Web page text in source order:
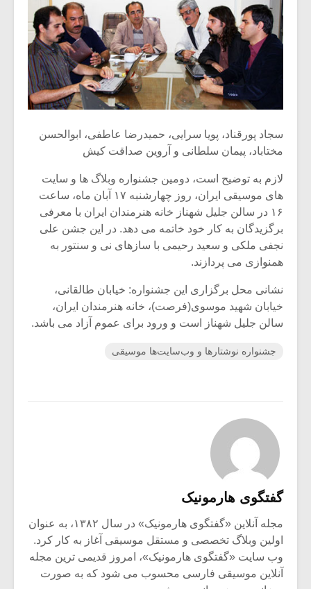
سجاد پورقناد، پویا سرایی، حمیدرضا عاطفی، ابوالحسن
مختاباد، پیمان سلطانی و آروین صداقت کیش
لازم به توضیح است، دومین جشنواره وبلاگ ها و سایت
های موسیقی ایران، روز چهارشنبه ۱۷ آبان ماه، ساعت
۱۶ در سالن جلیل شهناز خانه هنرمندان ایران با معرفی
برگزیدگان به کار خود خاتمه می دهد. در این جشن علی
نجفی ملکی و سعید رحیمی با سازهای نی و سنتور به
همنوازی می پردازند.
نشانی محل برگزاری این جشنواره: خیابان طالقانی،
خیابان شهید موسوی(فرصت)، خانه هنرمندان ایران،
سالن جلیل شهناز است و ورود برای عموم آزاد می باشد.
جشنواره نوشتارها و وب‌سایت‌ها موسیقی
گفتگوی هارمونیک
مجله آنلاین «گفتگوی هارمونیک» در سال ۱۳۸۲، به عنوان
اولین وبلاگ تخصصی و مستقل موسیقی آغاز به کار کرد.
وب سایت «گفتگوی هارمونیک»، امروز قدیمی ترین مجله
آنلاین موسیقی فارسی محسوب می شود که به صورت
اگر نمی توانی
مشهورترین باشی،
بدنام ترین باش
سکانسی
موسیقی